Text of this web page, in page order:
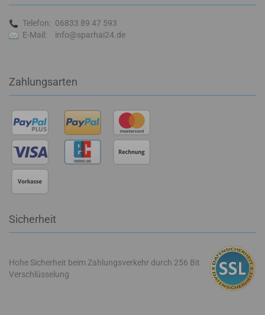
Telefon: 06833 89 47 593
E-Mail:
info@sparhai24.de
Zahlungsarten
Sicherheit
Hohe Sicherheit beim Zahlungsverkehr durch 256 Bit
Verschlüsselung